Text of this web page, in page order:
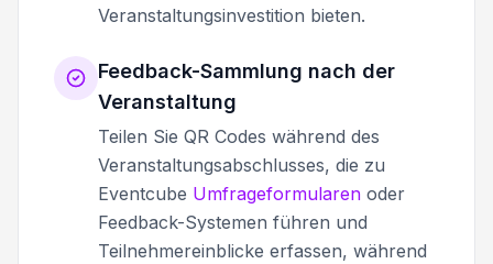
Veranstaltungsinvestition bieten.
Feedback-Sammlung nach der
Veranstaltung
Teilen Sie QR Codes während des
Veranstaltungsabschlusses, die zu
Eventcube Umfrageformularen oder
Feedback-Systemen führen und
Teilnehmereinblicke erfassen, während